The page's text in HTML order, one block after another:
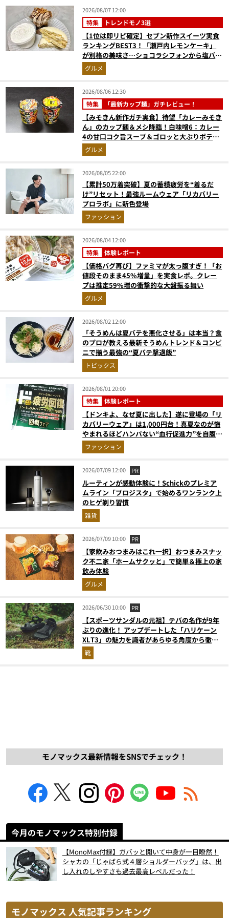
2026/08/07 12:00
特集 トレンドモノ3選
【1位は即リピ確定】セブン新作スイーツ実食
ランキングBEST3！「瀬戸内レモンケーキ」
が別格の美味さ…ショコラシフォンから塩バニ
ラプリンまで本気レビュー
グルメ
2026/08/06 12:30
特集 「最新カップ麺」ガチレビュー！
【みそきん新作ガチ実食】待望「カレーみそき
ん」のカップ麺＆メシ降臨！白味噌6：カレー
4の甘口コク旨スープ＆ゴロッと大ぶりポテト
に歓喜
グルメ
2026/08/05 22:00
【累計50万着突破】夏の蓄積疲労を“着るだ
け”リセット！最強ルームウェア「リカバリー
プロラボ」に新色登場
ファッション
2026/08/04 12:00
特集 体験レポート
【価格バグ再び】ファミマが太っ腹すぎ！「お
値段そのまま45%増量」を実食レポ。クレー
プは推定59%増の衝撃的な大盤振る舞い
グルメ
2026/08/02 12:00
「そうめんは夏バテを悪化させる」は本当？食
のプロが教える最新そうめんトレンド＆コンビ
ニで揃う最強の“夏バテ撃退飯”
トピックス
2026/08/01 20:00
特集 体験レポート
【ドンキよ、なぜ夏に出した】遂に登場の「リ
カバリーウェア」は1,000円台！真夏なのが悔
やまれるほどハンパない“血行促進力”を自腹レ
ビュー
ファッション
2026/07/09 12:00 PR
ルーティンが感動体験に！Schickのプレミア
ムライン「プロジスタ」で始めるワンランク上
のヒゲ剃り習慣
雑貨
2026/07/09 10:00 PR
【家飲みおつまみはこれ一択】おつまみスナッ
ク不二家「ホームサクッと」で簡単＆極上の家
飲み体験
グルメ
2026/06/30 10:00 PR
【スポーツサンダルの元祖】テバの名作が9年
ぶりの進化！ アップデートした「ハリケーン
XLT3」の魅力を識者があらゆる角度から徹底
解説！
靴
モノマックス最新情報をSNSでチェック！
今月のモノマックス特別付録
【MonoMax付録】ガバッと開いて中身が一目瞭然！
シャカの「じゃばら式４層ショルダーバッグ」は、出
し入れのしやすさも過去最高レベルだった！
モノマックス 人気記事ランキング